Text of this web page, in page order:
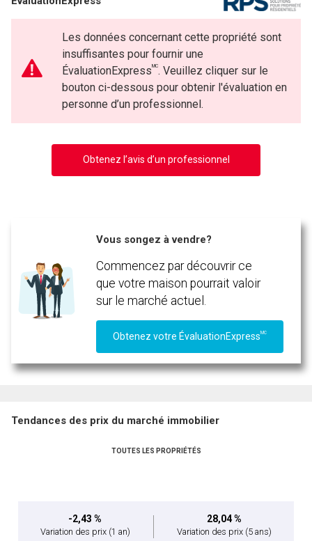
Les données concernant cette propriété sont
insuffisantes pour fournir une
ÉvaluationExpressMC. Veuillez cliquer sur le
bouton ci-dessous pour obtenir l'évaluation en
personne d’un professionnel.
Obtenez l’avis d’un professionnel
Vous songez à vendre?
Commencez par découvrir ce
que votre maison pourrait valoir
sur le marché actuel.
Obtenez votre ÉvaluationExpressMC
Tendances des prix du marché immobilier
TOUTES LES PROPRIÉTÉS
-2,43 %
Variation des prix (1 an)
28,04 %
Variation des prix (5 ans)